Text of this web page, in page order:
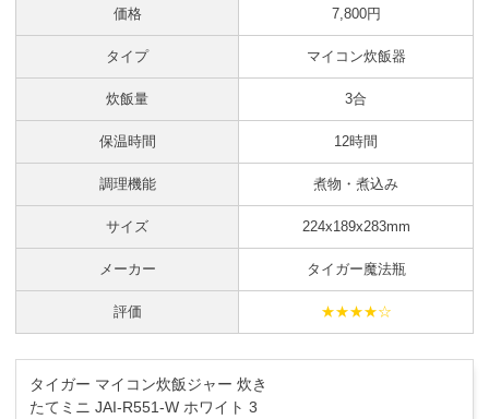
価格 7,800円
タイプ マイコン炊飯器
炊飯量 3合
保温時間 12時間
調理機能 煮物・煮込み
サイズ 224x189x283mm
メーカー タイガー魔法瓶
評価 ★★★★☆
タイガー マイコン炊飯ジャー 炊き
たてミニ JAI-R551-W ホワイト 3